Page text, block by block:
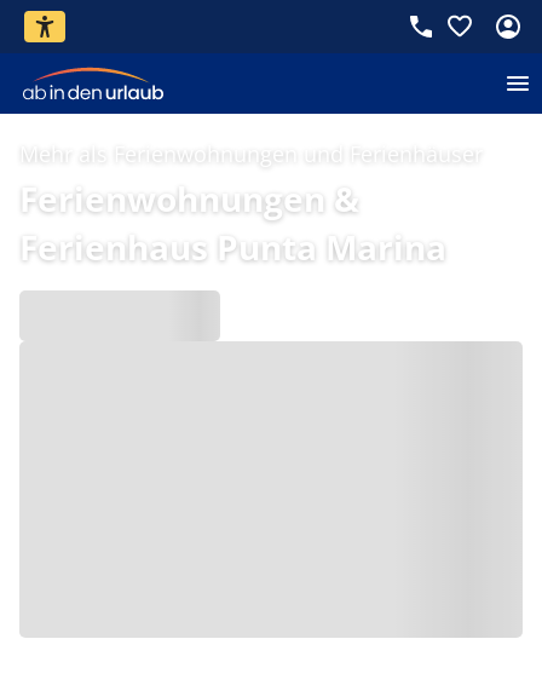
Mehr als Ferienwohnungen und Ferienhäuser
Ferienwohnungen &
Ferienhaus Punta Marina